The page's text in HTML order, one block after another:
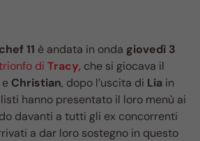
11 è andata in onda giovedì 3
di Tracy, che si giocava il
e Christian, dopo l’uscita di Lia in
hanno presentato il loro menù ai
davanti a tutti gli ex concorrenti
a dar loro sostegno in questo